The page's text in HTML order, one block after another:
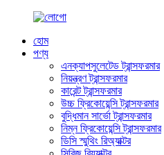
হোম
পণ্য
এনক্যাপসুলেটেড ট্রান্সফরমার
নিয়ন্ত্রণ ট্রান্সফরমার
কারেন্ট ট্রান্সফরমার
উচ্চ ফ্রিকোয়েন্সি ট্রান্সফরমার
বুদ্ধিমান সার্ভো ট্রান্সফরমার
নিম্ন ফ্রিকোয়েন্সি ট্রান্সফরমার
ডিসি স্মুথিং রিঅ্যাক্টর